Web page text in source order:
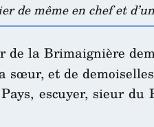
de même en chef et
la Brimaignière
et de
escuyer, sieur